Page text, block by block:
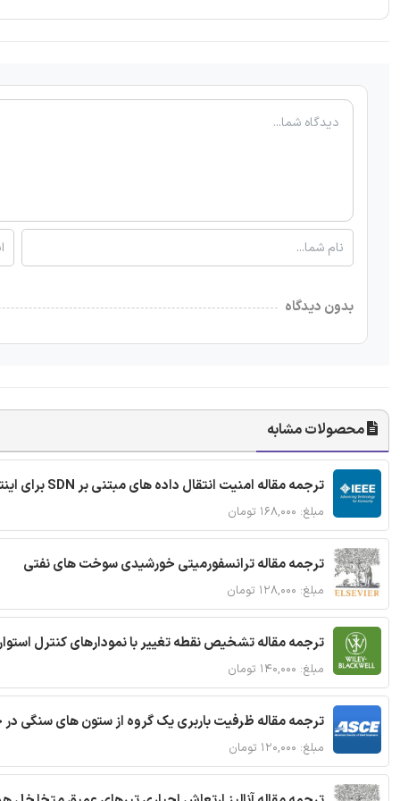
بدون دیدگاه
محصولات مشابه
ترجمه مقاله امنیت انتقال داده های مبتنی بر SDN برای اینترنت اشیا
مبلغ: ۱۶۸,۰۰۰ تومان
ترجمه مقاله ترانسفورمیتی خورشیدی سوخت های نفتی
مبلغ: ۱۲۸,۰۰۰ تومان
ترجمه مقاله تشخیص نقطه تغییر با نمودارهای کنترل
مبلغ: ۱۴۰,۰۰۰ تومان
ترجمه مقاله ظرفیت باربری یک گروه از ستون های سنگی
مبلغ: ۱۲۰,۰۰۰ تومان